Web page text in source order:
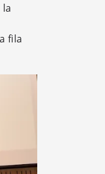
fila